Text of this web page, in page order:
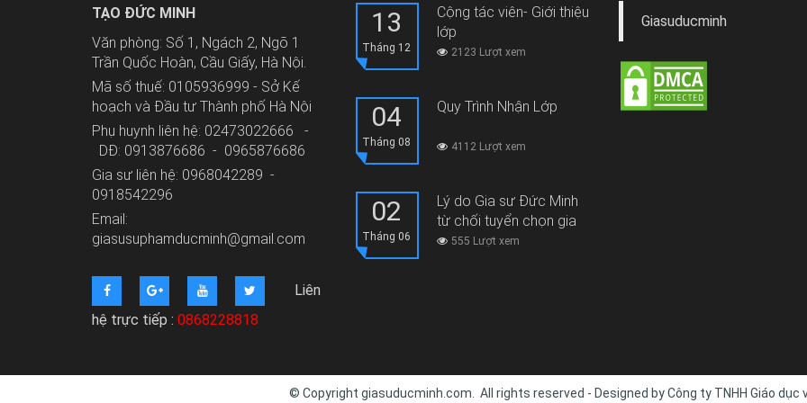
TẠO ĐỨC MINH
Văn phòng: Số 1, Ngách 2, Ngõ 1
Trần Quốc Hoàn, Cầu Giấy, Hà Nội.
Mã số thuế: 0105936999 - Sở Kế
hoạch và Đầu tư Thành phố Hà Nội
Phụ huynh liên hệ: 02473022666 -
DĐ: 0913876686 - 0965876686
Gia sư liên hệ: 0968042289 -
0918542296
Email:
giasusuphamducminh@gmail.com
Liên
hệ trực tiếp : 0868228818
13
Tháng 12
Cộng tác viên- Giới thiệu
lớp
2123 Lượt xem
04
Tháng 08
Quy Trình Nhận Lớp
4112 Lượt xem
02
Tháng 06
Lý do Gia sư Đức Minh
từ chối tuyển chọn gia
sư thi hộ, gian lận thi cử
555 Lượt xem
Giasuducminh
© Copyright giasuducminh.com. All rights reserved - Designed by Công ty TNHH Giáo dục